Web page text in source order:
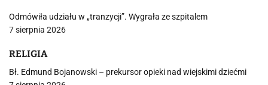
Odmówiła udziału w „tranzycji”. Wygrała ze szpitalem
7 sierpnia 2026
RELIGIA
Bł. Edmund Bojanowski – prekursor opieki nad wiejskimi dziećmi